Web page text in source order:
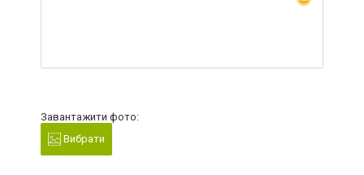
Завантажити фото:
Вибрати